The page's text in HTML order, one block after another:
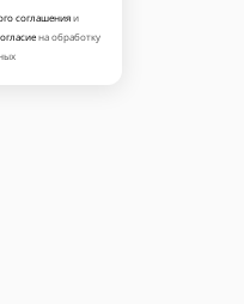
соглашенияи
на обработку